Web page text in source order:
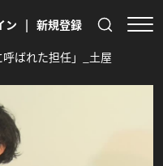
ン | 新規登録
呼ばれた担任」_土屋